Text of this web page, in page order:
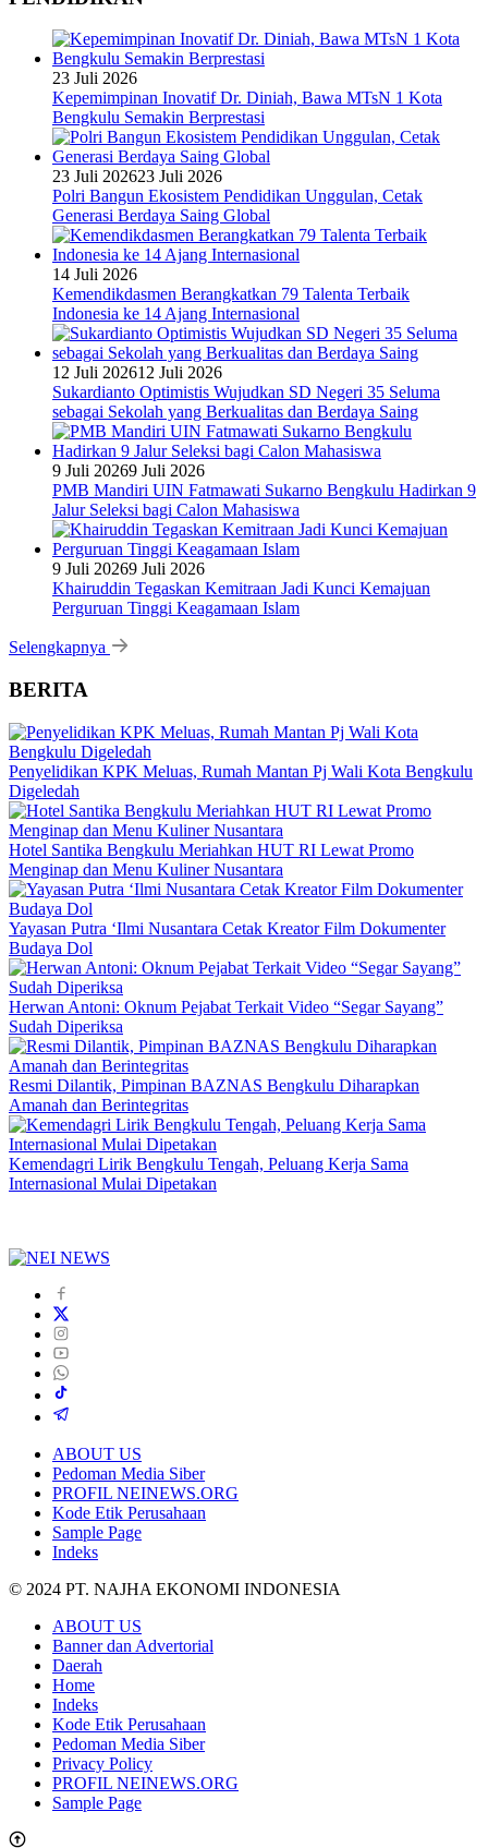
23 Juli 2026
Kepemimpinan Inovatif Dr. Diniah, Bawa MTsN 1 Kota
Bengkulu Semakin Berprestasi
23 Juli 202623 Juli 2026
Polri Bangun Ekosistem Pendidikan Unggulan, Cetak
Generasi Berdaya Saing Global
14 Juli 2026
Kemendikdasmen Berangkatkan 79 Talenta Terbaik
Indonesia ke 14 Ajang Internasional
12 Juli 202612 Juli 2026
Sukardianto Optimistis Wujudkan SD Negeri 35 Seluma
sebagai Sekolah yang Berkualitas dan Berdaya Saing
9 Juli 20269 Juli 2026
PMB Mandiri UIN Fatmawati Sukarno Bengkulu Hadirkan 9
Jalur Seleksi bagi Calon Mahasiswa
9 Juli 20269 Juli 2026
Khairuddin Tegaskan Kemitraan Jadi Kunci Kemajuan
Perguruan Tinggi Keagamaan Islam
Selengkapnya
BERITA
Penyelidikan KPK Meluas, Rumah Mantan Pj Wali Kota Bengkulu
Digeledah
Hotel Santika Bengkulu Meriahkan HUT RI Lewat Promo
Menginap dan Menu Kuliner Nusantara
Yayasan Putra ‘Ilmi Nusantara Cetak Kreator Film Dokumenter
Budaya Dol
Herwan Antoni: Oknum Pejabat Terkait Video “Segar Sayang”
Sudah Diperiksa
Resmi Dilantik, Pimpinan BAZNAS Bengkulu Diharapkan
Amanah dan Berintegritas
Kemendagri Lirik Bengkulu Tengah, Peluang Kerja Sama
Internasional Mulai Dipetakan
ABOUT US
Pedoman Media Siber
PROFIL NEINEWS.ORG
Kode Etik Perusahaan
Sample Page
Indeks
© 2024 PT. NAJHA EKONOMI INDONESIA
ABOUT US
Banner dan Advertorial
Daerah
Home
Indeks
Kode Etik Perusahaan
Pedoman Media Siber
Privacy Policy
PROFIL NEINEWS.ORG
Sample Page